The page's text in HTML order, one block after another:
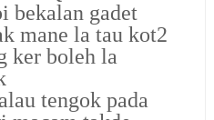
bekalan gadet
mane la tau kot2
ker boleh la
tengok pada